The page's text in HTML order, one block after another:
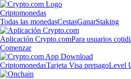
Criptomonedas
Todas las monedasCestasGanarStaking
Aplicación Crypto.comPara usuarios
Comenzar
CriptomonedasTarjeta Visa prepagoLevel